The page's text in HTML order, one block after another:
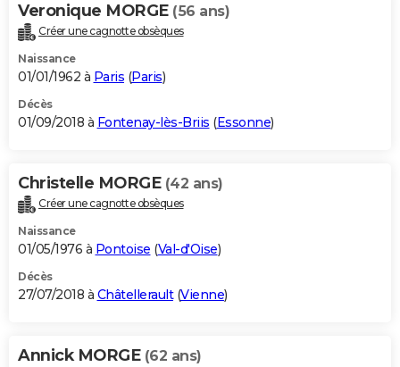
Veronique MORGE (56 ans)
Créer une cagnotte obsèques
Naissance
01/01/1962 à Paris (Paris)
Décès
01/09/2018 à Fontenay-lès-Briis (Essonne)
Christelle MORGE (42 ans)
Créer une cagnotte obsèques
Naissance
01/05/1976 à Pontoise (Val-d'Oise)
Décès
27/07/2018 à Châtellerault(Vienne)
Annick MORGE (62 ans)